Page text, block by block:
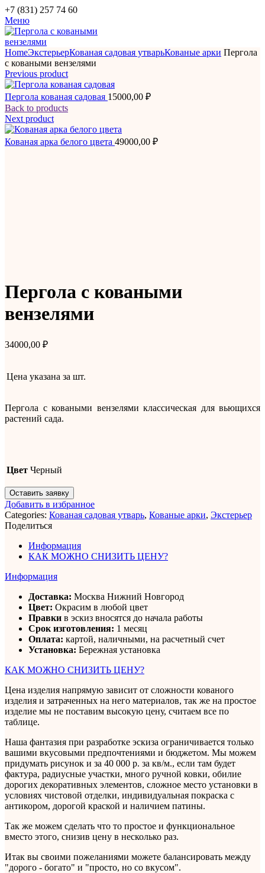
+7 (831) 257 74 60
Меню
HomeЭкстерьерКованая садовая утварьКованые арки Пергола
с коваными вензелями
Previous product
Пергола кованая садовая 15000,00 ₽
Back to products
Next product
Кованая арка белого цвета 49000,00 ₽
Пергола с коваными
вензелями
34000,00 ₽
Цена указана за шт.
Пергола с коваными вензелями классическая для вьющихся
растений сада.
Цвет Черный
Оставить заявку
Добавить в избранное
Categories: Кованая садовая утварь, Кованые арки, Экстерьер
Поделиться
Информация
КАК МОЖНО СНИЗИТЬ ЦЕНУ?
Информация
Доставка: Москва Нижний Новгород
Цвет: Окрасим в любой цвет
Правки в эскиз вносятся до начала работы
Срок изготовления: 1 месяц
Оплата: картой, наличными, на расчетный счет
Установка: Бережная установка
КАК МОЖНО СНИЗИТЬ ЦЕНУ?
Цена изделия напрямую зависит от сложности кованого
изделия и затраченных на него материалов, так же на простое
изделие мы не поставим высокую цену, считаем все по
таблице.
Наша фантазия при разработке эскиза ограничивается только
вашими вкусовыми предпочтениями и бюджетом. Мы можем
придумать рисунок и за 40 000 р. за кв/м., если там будет
фактура, радиусные участки, много ручной ковки, обилие
дорогих декоративных элементов, сложное место установки в
условиях чистовой отделки, индивидуальная покраска с
антикором, дорогой краской и наличием патины.
Так же можем сделать что то простое и функциональное
вместо этого, снизив цену в несколько раз.
Итак вы своими пожеланиями можете балансировать между
"дорого - богато" и "просто, но со вкусом".